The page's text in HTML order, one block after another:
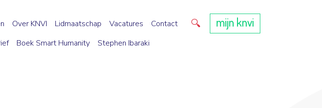
Boek Smart Humanity Stephen Ibaraki
Over KNVI Lidmaatschap Vacatures Contact Direct zoeken
mijn knvi